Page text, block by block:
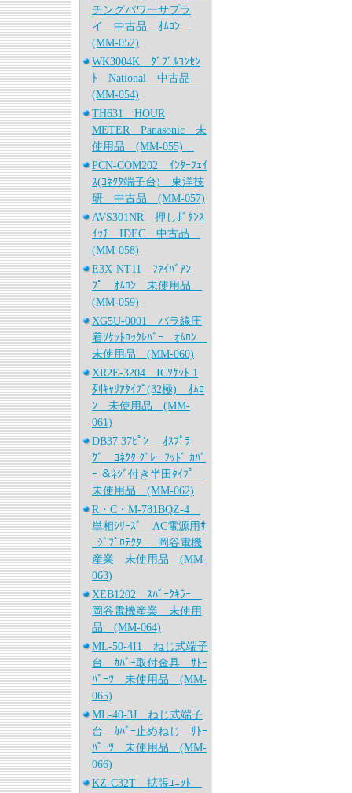
チングパワーサプラ
イ 中古品 ｵﾑﾛﾝ
(MM-052)
WK3004K ﾀﾞﾌﾞﾙｺﾝｾﾝ
ﾄ National 中古品
(MM-054)
TH631 HOUR
METER Panasonic 未
使用品 (MM-055)
PCN-COM202 ｲﾝﾀｰﾌｪｲ
ｽ(ｺﾈｸﾀ端子台) 東洋技
研 中古品 (MM-057)
AVS301NR 押しﾎﾞﾀﾝｽ
ｲｯﾁ IDEC 中古品
(MM-058)
E3X-NT11 ﾌｧｲﾊﾞｱﾝ
ﾌﾟ ｵﾑﾛﾝ 未使用品
(MM-059)
XG5U-0001 バラ線圧
着ｿｹｯﾄﾛｯｸﾚﾊﾞｰ ｵﾑﾛﾝ
未使用品 (MM-060)
XR2E-3204 ICｿｹｯﾄ 1
列ｷｬﾘｱﾀｲﾌﾟ(32極) ｵﾑﾛ
ﾝ 未使用品 (MM-
061)
DB37 37ﾋﾟﾝ ｵｽﾌﾟﾗ
ｸﾞ ｺﾈｸﾀ ｸﾞﾚｰ ﾌｯﾄﾞ ｶﾊﾞ
ｰ ＆ﾈｼﾞ付き半田ﾀｲﾌﾟ
未使用品 (MM-062)
R・C・M-781BQZ-4
単相ｼﾘｰｽﾞ AC電源用ｻ
ｰｼﾞﾌﾟﾛﾃｸﾀｰ 岡谷電機
産業 未使用品 (MM-
063)
XEB1202 ｽﾊﾟｰｸｷﾗｰ
岡谷電機産業 未使用
品 (MM-064)
ML-50-4I1 ねじ式端子
台 ｶﾊﾞｰ取付金具 ｻﾄｰ
ﾊﾟｰﾂ 未使用品 (MM-
065)
ML-40-3J ねじ式端子
台 ｶﾊﾞｰ止めねじ ｻﾄｰ
ﾊﾟｰﾂ 未使用品 (MM-
066)
KZ-C32T 拡張ﾕﾆｯﾄ